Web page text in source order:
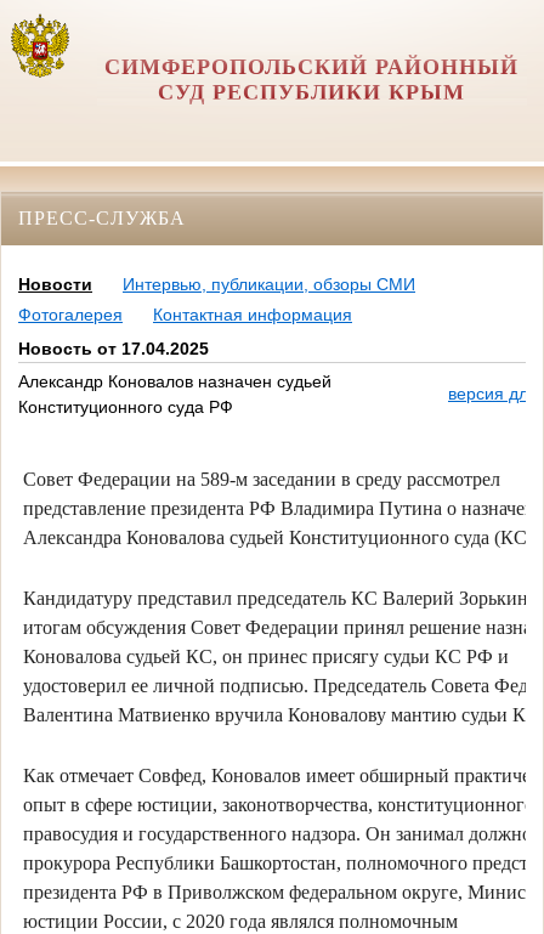
СИМФЕРОПОЛЬСКИЙ РАЙОННЫЙ
СУД РЕСПУБЛИКИ КРЫМ
ПРЕСС-СЛУЖБА
Новости
Интервью, публикации, обзоры СМИ
Фотогалерея
Контактная информация
Новость от 17.04.2025
Александр Коновалов назначен судьей
Конституционного суда РФ
версия для
Совет Федерации на 589-м заседании в среду рассмотрел
представление президента РФ Владимира Путина о
Александра Коновалова судьей Конституционного суда (КС)
Кандидатуру представил председатель КС Валерий Зорькин.
итогам обсуждения Совет Федерации принял решение
Коновалова судьей КС, он принес присягу судьи КС РФ и
удостоверил ее личной подписью. Председатель Совета
Валентина Матвиенко вручила Коновалову мантию судьи
Как отмечает Совфед, Коновалов имеет обширный
опыт в сфере юстиции, законотворчества, конституционного
правосудия и государственного надзора. Он занимал
прокурора Республики Башкортостан, полномочного
президента РФ в Приволжском федеральном округе,
юстиции России, с 2020 года являлся полномочным